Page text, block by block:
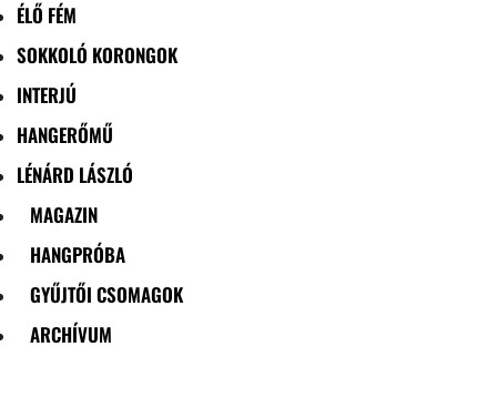
ÉLŐ FÉM
SOKKOLÓ KORONGOK
INTERJÚ
HANGERŐMŰ
LÉNÁRD LÁSZLÓ
MAGAZIN
HANGPRÓBA
GYŰJTŐI CSOMAGOK
ARCHÍVUM